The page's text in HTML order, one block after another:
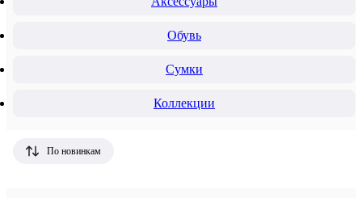
Обувь
Сумки
Коллекции
По новинкам